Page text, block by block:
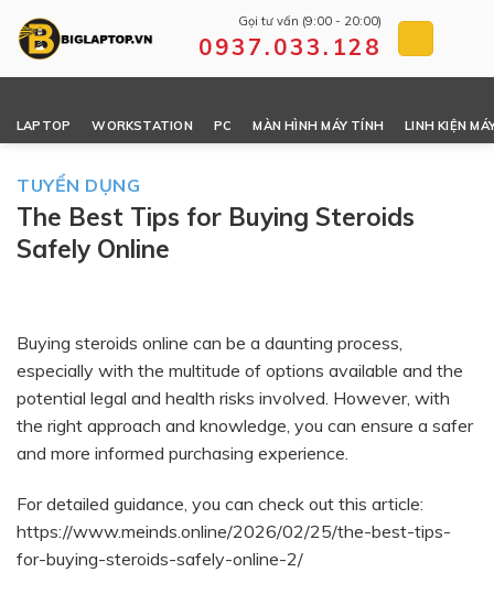
Gọi tư vấn (9:00 - 20:00)
0937.033.128
LAPTOP WORKSTATION PC MÀN HÌNH MÁY TÍNH LINH KIỆN
TUYỂN DỤNG
The Best Tips for Buying Steroids
Safely Online
Buying steroids online can be a daunting process,
especially with the multitude of options available and the
potential legal and health risks involved. However, with
the right approach and knowledge, you can ensure a safer
and more informed purchasing experience.
For detailed guidance, you can check out this article:
https://www.meinds.online/2026/02/25/the-best-tips-
for-buying-steroids-safely-online-2/